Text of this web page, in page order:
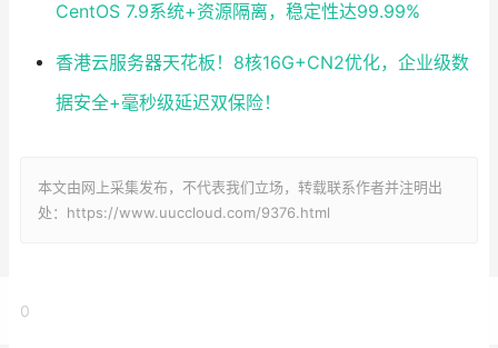
CentOS 7.9系统+资源隔离，稳定性达99.99%
香港云服务器天花板！8核16G+CN2优化，企业级数
据安全+毫秒级延迟双保险！
本文由网上采集发布，不代表我们立场，转载联系作者并注明出
处：https://www.uuccloud.com/9376.html
0